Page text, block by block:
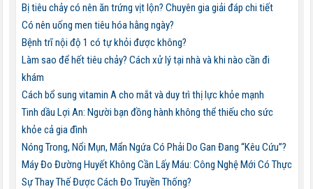
Bị tiêu chảy có nên ăn trứng vịt lộn? Chuyên gia giải đáp chi tiết
Có nên uống men tiêu hóa hằng ngày?
Bệnh trĩ nội độ 1 có tự khỏi được không?
Làm sao để hết tiêu chảy? Cách xử lý tại nhà và khi nào cần đi
khám
Cách bổ sung vitamin A cho mắt và duy trì thị lực khỏe mạnh
Tinh dầu Lợi An: Người bạn đồng hành không thể thiếu cho sức
khỏe cả gia đình
Nóng Trong, Nổi Mụn, Mẩn Ngứa Có Phải Do Gan Đang “Kêu Cứu”?
Máy Đo Đường Huyết Không Cần Lấy Máu: Công Nghệ Mới Có Thực
Sự Thay Thế Được Cách Đo Truyền Thống?